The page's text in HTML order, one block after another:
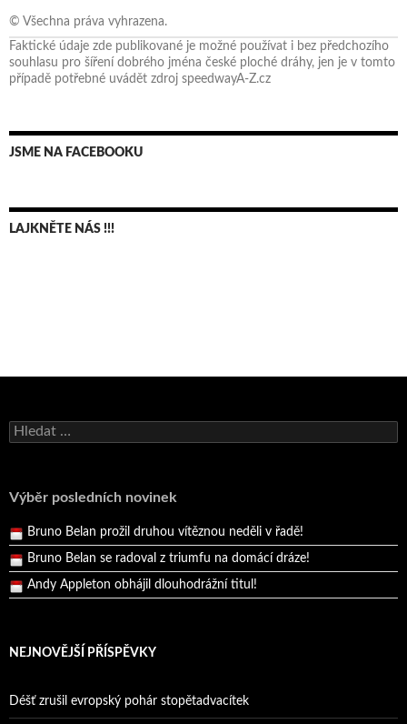
© Všechna práva vyhrazena.
Faktické údaje zde publikované je možné používat i bez předchozího
souhlasu pro šíření dobrého jména české ploché dráhy, jen je v tomto
případě potřebné uvádět zdroj speedwayA-Z.cz
JSME NA FACEBOOKU
LAJKNĚTE NÁS !!!
Vyhledávání
Výběr posledních novinek
Andy Appleton obhájil dlouhodrážní titul!
Bruno Belan se radoval z triumfu na domácí dráze!
Andy Appleton obhájil dlouhodrážní titul!
Reprezentační dvojice brala český titul!
NEJNOVĚJŠÍ PŘÍSPĚVKY
Déšť zrušil evropský pohár stopětadvacítek